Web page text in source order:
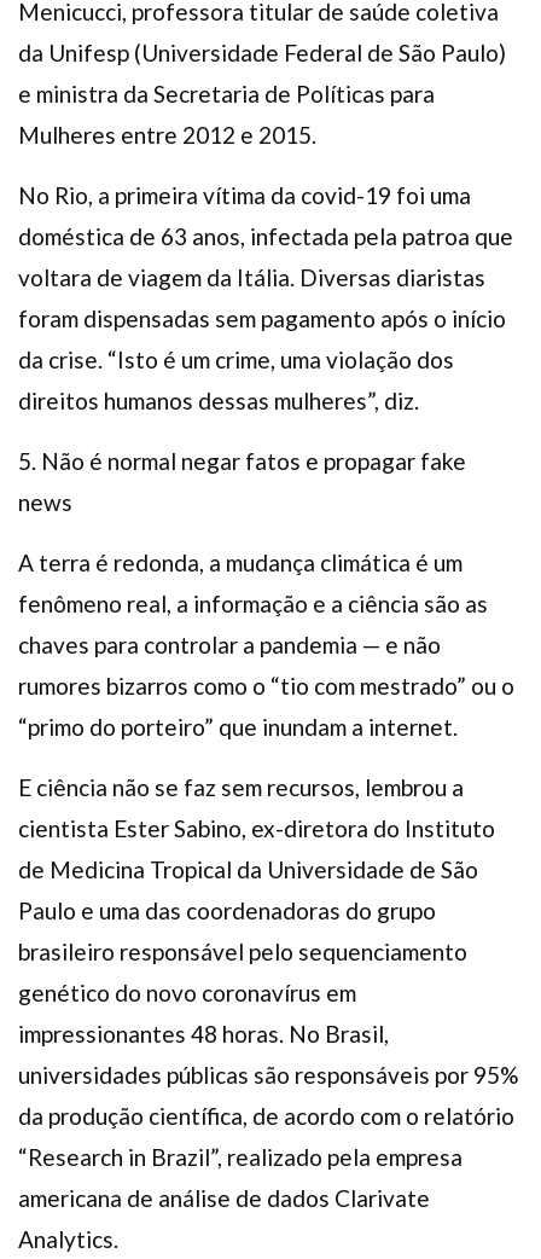
Menicucci, professora titular de saúde coletiva
da Unifesp (Universidade Federal de São Paulo)
e ministra da Secretaria de Políticas para
Mulheres entre 2012 e 2015.
No Rio, a primeira vítima da covid-19 foi uma
doméstica de 63 anos, infectada pela patroa que
voltara de viagem da Itália. Diversas diaristas
foram dispensadas sem pagamento após o início
da crise. “Isto é um crime, uma violação dos
direitos humanos dessas mulheres”, diz.
5. Não é normal negar fatos e propagar fake
news
A terra é redonda, a mudança climática é um
fenômeno real, a informação e a ciência são as
chaves para controlar a pandemia — e não
rumores bizarros como o “tio com mestrado” ou o
“primo do porteiro” que inundam a internet.
E ciência não se faz sem recursos, lembrou a
cientista Ester Sabino, ex-diretora do Instituto
de Medicina Tropical da Universidade de São
Paulo e uma das coordenadoras do grupo
brasileiro responsável pelo sequenciamento
genético do novo coronavírus em
impressionantes 48 horas. No Brasil,
universidades públicas são responsáveis por 95%
da produção científica, de acordo com o relatório
“Research in Brazil”, realizado pela empresa
americana de análise de dados Clarivate
Analytics.